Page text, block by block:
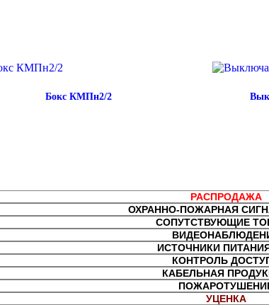
Бокс КМПн2/2
РАСПРОДАЖА
ОХРАННО-ПОЖАРНАЯ
СОПУТСТВУЮЩИЕ
ИСТОЧНИКИ
КОНТРОЛЬ
КАБЕЛЬНАЯ
УЦЕНКА